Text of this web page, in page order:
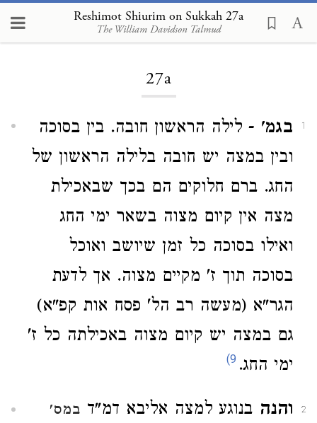
Reshimot Shiurim on Sukkah 27a
The William Davidson Talmud
Loading...
27a
1 בגמ' - לילה הראשון חובה. בין בסוכה
ובין במצה יש חובה בלילה הראשון של
החג. ברם חלוקים הם בכך שבאכילת
מצה אין קיום מצוה בשאר ימי החג
ואילו בסוכה כל זמן שיושב ואוכל
בסוכה תוך ז' מקיים מצוה. אך לדעת
הגר"א (מעשה רב הל' פסח אות קפ"א)
גם במצה יש קיום מצוה באכילתה כל ז'
ימי החג. 9)
2 והנה בנוגע למצה אליבא דמ"ד במס'